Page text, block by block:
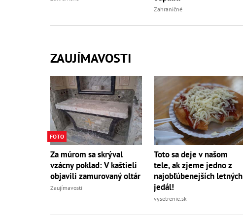
Zahraničné
ZAUJÍMAVOSTI
FOTO
Za múrom sa skrýval
vzácny poklad: V kaštieli
objavili zamurovaný oltár
Zaujímavosti
Toto sa deje v našom
tele, ak zjeme jedno z
najobľúbenejších letných
jedál!
vysetrenie.sk